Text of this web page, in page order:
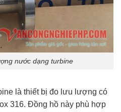
nước dạng turbine
l à thiết bị đo lưu lượng có
316. Đồng hồ này phù hợp